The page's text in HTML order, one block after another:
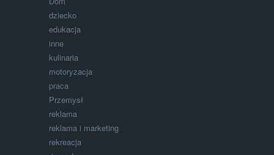
dziecko
edukacja
inne
kulinaria
motoryzacja
praca
Przemysł
reklama
reklama i marketing
rekreacja